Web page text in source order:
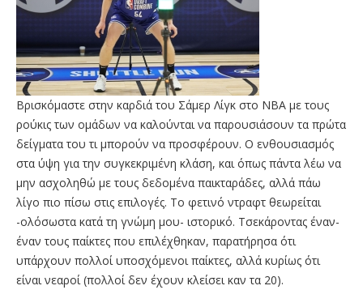
Βρισκόμαστε στην καρδιά του Σάμερ Λίγκ στο ΝΒΑ με τους
ρούκις των ομάδων να καλούνται να παρουσιάσουν τα πρώτα
δείγματα του τι μπορούν να προσφέρουν. Ο ενθουσιασμός
στα ύψη για την συγκεκριμένη κλάση, και όπως πάντα λέω να
μην ασχοληθώ με τους δεδομένα παικταράδες, αλλά πάω
λίγο πιο πίσω στις επιλογές. Το φετινό ντραφτ θεωρείται
-ολόσωστα κατά τη γνώμη μου- ιστορικό. Τσεκάροντας έναν-
έναν τους παίκτες που επιλέχθηκαν, παρατήρησα ότι
υπάρχουν πολλοί υποσχόμενοι παίκτες, αλλά κυρίως ότι
είναι νεαροί (πολλοί δεν έχουν κλείσει καν τα 20).